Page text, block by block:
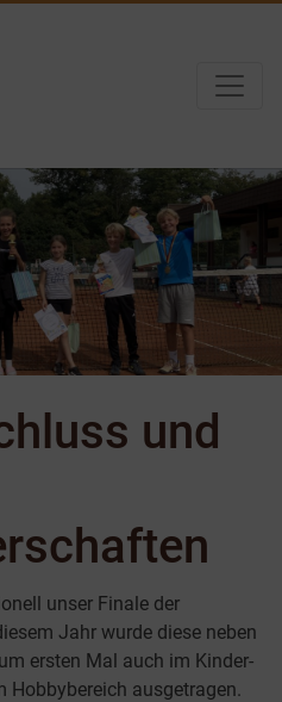
und
unser Finale der
Jahr wurde diese neben
ersten Mal auch im Kinder-
Hobbybereich ausgetragen.